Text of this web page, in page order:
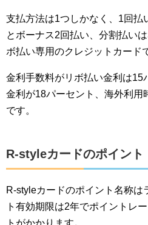
支払方法は1つしかなく、1回払
とボーナス2回払い、分割払い
ボ払い専用のクレジットカード
金利手数料がリボ払い金利は15
金利が18パーセント、海外利用
です。
R-styleカードのポイント
R-styleカードのポイント名称は
ト有効期限は2年でポイントレ
トがかかります。